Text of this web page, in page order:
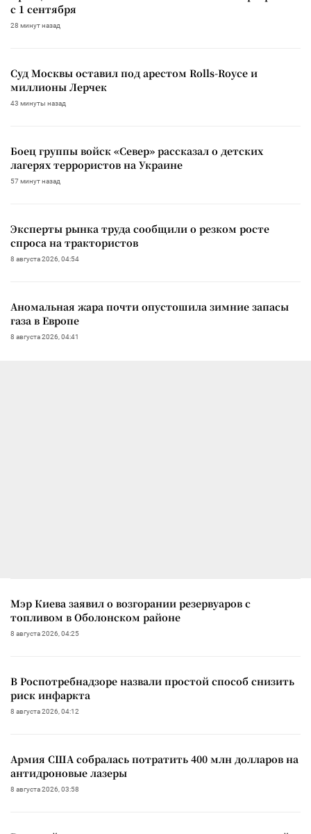
с 1 сентября
28 минут назад
Суд Москвы оставил под арестом Rolls-Royce и
миллионы Лерчек
43 минуты назад
Боец группы войск «Север» рассказал о детских
лагерях террористов на Украине
57 минут назад
Эксперты рынка труда сообщили о резком росте
спроса на трактористов
8 августа 2026, 04:54
Аномальная жара почти опустошила зимние запасы
газа в Европе
8 августа 2026, 04:41
Мэр Киева заявил о возгорании резервуаров с
топливом в Оболонском районе
8 августа 2026, 04:25
В Роспотребнадзоре назвали простой способ снизить
риск инфаркта
8 августа 2026, 04:12
Армия США собралась потратить 400 млн долларов на
антидроновые лазеры
8 августа 2026, 03:58